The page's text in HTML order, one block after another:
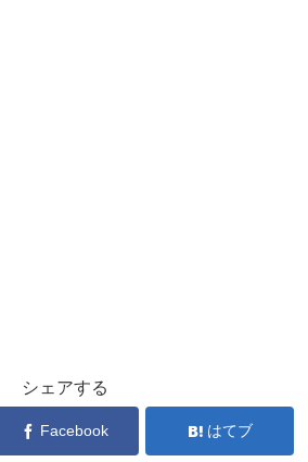
シェアする
Facebook はてブ